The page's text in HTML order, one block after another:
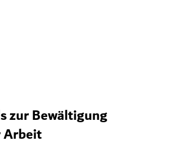
zur Bewältigung
Arbeit